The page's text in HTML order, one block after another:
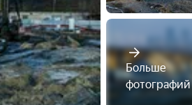
Больше
фотографий